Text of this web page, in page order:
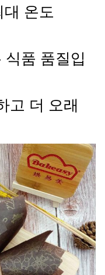
대 온도
품 품질입
고 더 오래